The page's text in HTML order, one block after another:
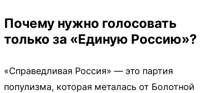
Почему нужно голосовать
только за «Единую Россию»?
«Справедливая Россия» — это партия
популизма, которая металась от Болотной